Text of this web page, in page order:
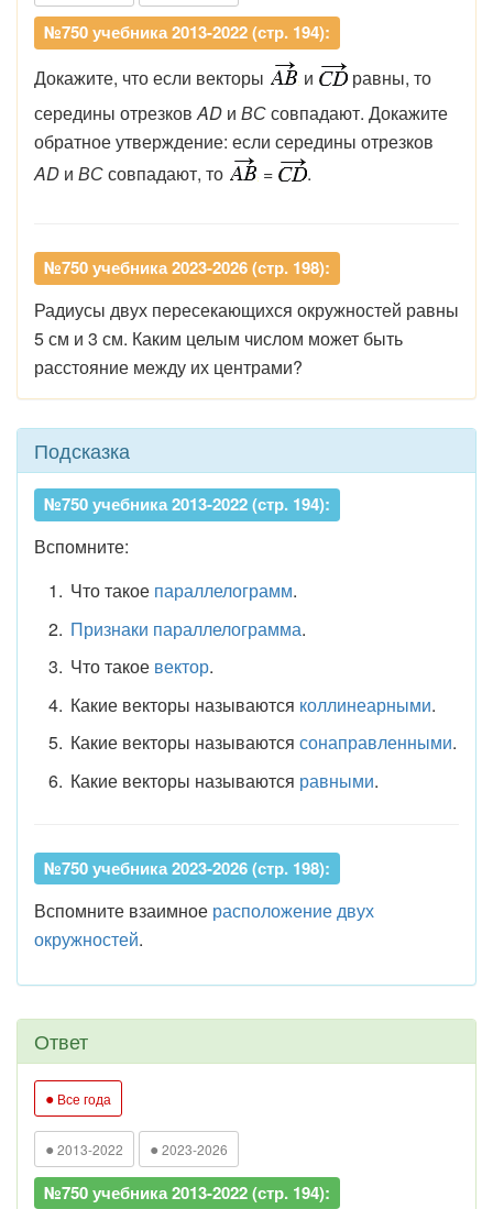
№750 учебника 2013-2022 (стр. 194):
Докажите, что если векторы и
равны, то
середины отрезковAD и ВСсовпадают. Докажите
обратное утверждение: если середины отрезков
AD и ВСсовпадают, то = .
№750 учебника 2023-2026 (стр. 198):
Радиусы двух пересекающихся окружностей равны
5см и 3 см. Каким целым числом может быть
расстояние между их центрами?
Подсказка
№750 учебника 2013-2022 (стр. 194):
Вспомните:
Что такое параллелограмм.
Признаки параллелограмма.
Что такое вектор.
Какие векторы называются коллинеарными.
Какие векторы называются сонаправленными.
Какие векторы называются равными.
№750 учебника 2023-2026 (стр. 198):
Вспомните взаимное расположение двух
окружностей.
Ответ
● Все года
● 2013-2022 ● 2023-2026
№750 учебника 2013-2022 (стр. 194):